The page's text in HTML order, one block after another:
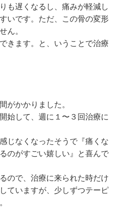
も遅くなるし、痛みが軽減し
いです。ただ、この骨の変形
ん。
きます。と、いうことで治療
がかかりました。
始して、週に１〜３回治療に
じなくなったそうで『痛くな
のがすごい嬉しい』と喜んで
ので、治療に来られた時だけ
ていますが、少しずつテーピ